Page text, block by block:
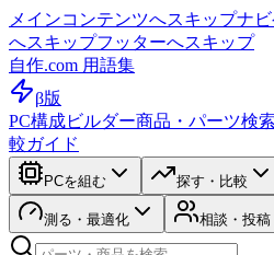
メインコンテンツへスキップナ
へスキップフッターへスキップ
自作.com 用語集
β版
PC構成ビルダー商品・パーツ検索
較ガイド
PCを組む 探す・比較
測る・最適化 相談・投稿